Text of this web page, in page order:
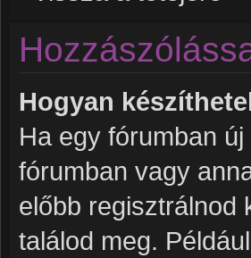
Hogyan
Ha egy fórumban
fórumban vagy
előbb regisztrálnod
találod meg.